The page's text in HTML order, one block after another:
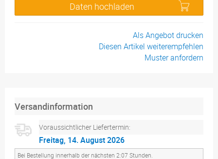
Daten hochladen
Als Angebot drucken
Diesen Artikel weiterempfehlen
Muster anfordern
Versandinformation
Voraussichtlicher Liefertermin:
Freitag, 14. August 2026
Bei Bestellung innerhalb der nächsten 2:07 Stunden.